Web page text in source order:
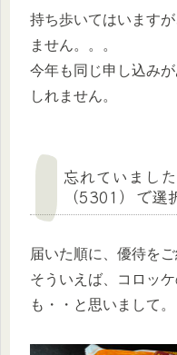
持ち歩いてはいます
ません。。。
今年も同じ申し込み
しれません。
忘れていまし
（5301）で
届いた順に、優待を
そういえば、コロッ
も・・と思いまして。